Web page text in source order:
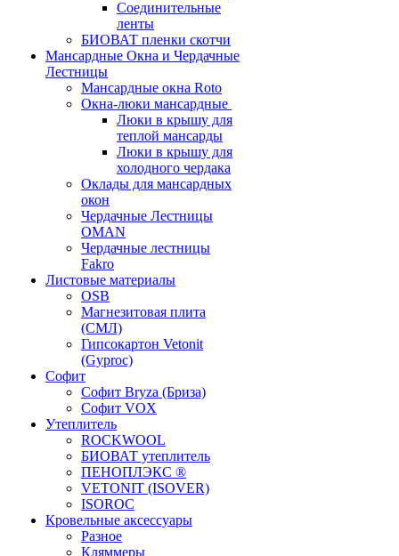
Соединительные
ленты
БИОВАТ пленки скотчи
Мансардные Окна и Чердачные
Лестницы
Мансардные окна Roto
Окна-люки мансардные
Люки в крышу для
теплой мансарды
Люки в крышу для
холодного чердака
Оклады для мансардных
окон
Чердачные Лестницы
OMAN
Чердачные лестницы
Fakro
Листовые материалы
OSB
Магнезитовая плита
(СМЛ)
Гипсокартон Vetonit
(Gyproc)
Софит
Софит Bryza (Бриза)
Софит VOX
Утеплитель
ROCKWOOL
БИОВАТ утеплитель
ПЕНОПЛЭКС ®
VETONIT (ISOVER)
ISOROC
Кровельные аксессуары
Разное
Кляммеры